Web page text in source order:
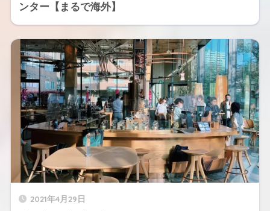
ンター【まるで海外】
2021年4月29日